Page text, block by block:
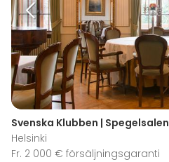
Svenska Klubben | Spegelsalen
Helsinki
Fr. 2 000 € försäljningsgaranti